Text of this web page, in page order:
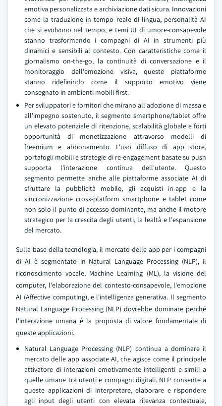
emotiva personalizzata e archiviazione dati sicura. Innovazioni
come la traduzione in tempo reale di lingua, personalità AI
che si evolvono nel tempo, e temi UI di umore-consapevole
stanno trasformando i compagni di AI in strumenti più
dinamici e sensibili al contesto. Con caratteristiche come il
giornalismo on-the-go, la continuità di conversazione e il
monitoraggio dell'emozione visiva, queste piattaforme
stanno ridefinindo come il supporto emotivo viene
consegnato in ambienti mobili-first.
Per sviluppatori e fornitori che mirano all'adozione di massa e
all'impegno sostenuto, il segmento smartphone/tablet offre
un elevato potenziale di ritenzione, scalabilità globale e forti
opportunità di monetizzazione attraverso modelli di
freemium e abbonamento. L'uso diffuso di app store,
portafogli mobili e strategie di re-engagement basate su push
supporta l'interazione continua dell'utente. Questo
segmento permette anche alle piattaforme associate AI di
sfruttare la pubblicità mobile, gli acquisti in-app e la
sincronizzazione cross-platform smartphone e tablet come
non solo il punto di accesso dominante, ma anche il motore
strategico per la crescita degli utenti, la lealtà e l'espansione
del mercato.
Sulla base della tecnologia, il mercato delle app per i compagni
di AI è segmentato in Natural Language Processing (NLP), il
riconoscimento vocale, Machine Learning (ML), la visione del
computer, l'elaborazione del contesto-consapevole, l'emozione
AI (Affective computing), e l'intelligenza generativa. Il segmento
Natural Language Processing (NLP) dovrebbe dominare perché
l'interazione umana è la proposta di valore fondamentale di
queste applicazioni.
Natural Language Processing (NLP) continua a dominare il
mercato delle app associate AI, che agisce come il principale
attivatore di interazioni emotivamente intelligenti e simili a
quelle umane tra utenti e compagni digitali. NLP consente a
queste applicazioni di interpretare, elaborare e rispondere
agli input degli utenti con elevata rilevanza contestuale,